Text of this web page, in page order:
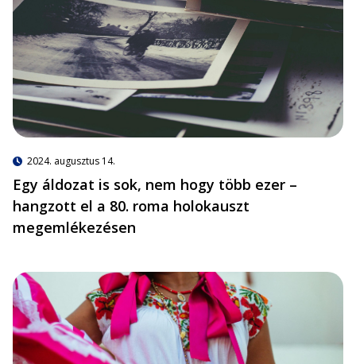
2024. augusztus 14.
Egy áldozat is sok, nem hogy több ezer –
hangzott el a 80. roma holokauszt
megemlékezésen